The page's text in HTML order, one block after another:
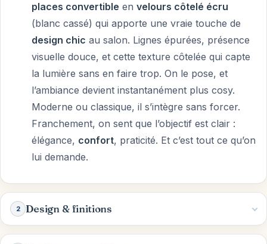
places convertible en velours côtelé écru
(blanc cassé) qui apporte une vraie touche de
design chic au salon. Lignes épurées, présence
visuelle douce, et cette texture côtelée qui capte
la lumière sans en faire trop. On le pose, et
l’ambiance devient instantanément plus cosy.
Moderne ou classique, il s’intègre sans forcer.
Franchement, on sent que l’objectif est clair :
élégance, confort, praticité. Et c’est tout ce qu’on
lui demande.
2 Design & finitions